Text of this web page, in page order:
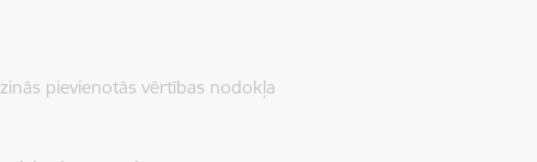
pievienotās vērtības nodokļa